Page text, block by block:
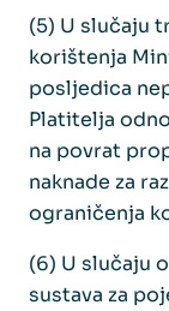
(5) U slučaju
korištenja
posljedica
Platitelja
na povrat
naknade za
ograničenja
(6) U slučaju
sustava za